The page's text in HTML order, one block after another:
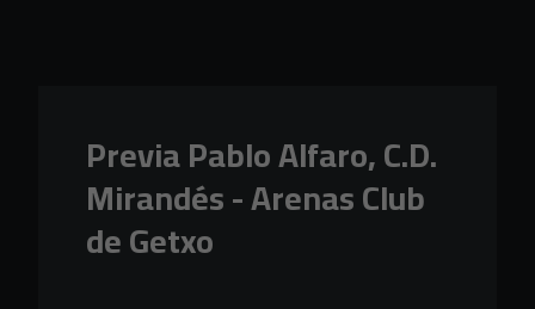
Previa Pablo Alfaro, C.D.
Mirandés - Arenas Club
de Getxo